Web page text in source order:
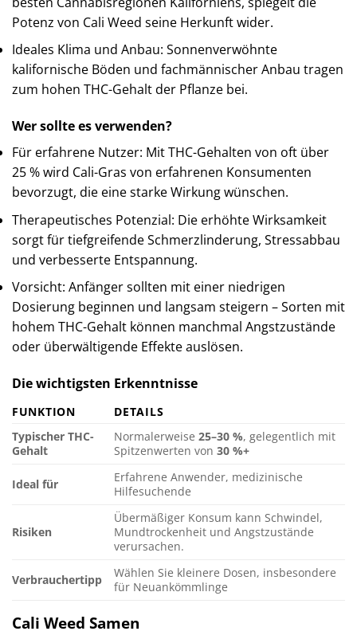
Potenz von Cali Weed seine Herkunft wider.
Ideales Klima und Anbau: Sonnenverwöhnte
kalifornische Böden und fachmännischer Anbau tragen
zum hohen THC-Gehalt der Pflanze bei.
Wer sollte es verwenden?
Für erfahrene Nutzer: Mit THC-Gehalten von oft über
25 % wird Cali-Gras von erfahrenen Konsumenten
bevorzugt, die eine starke Wirkung wünschen.
Therapeutisches Potenzial: Die erhöhte Wirksamkeit
sorgt für tiefgreifende Schmerzlinderung, Stressabbau
und verbesserte Entspannung.
Vorsicht: Anfänger sollten mit einer niedrigen
Dosierung beginnen und langsam steigern – Sorten mit
hohem THC-Gehalt können manchmal Angstzustände
oder überwältigende Effekte auslösen.
Die wichtigsten Erkenntnisse
FUNKTION
DETAILS
Typischer THC-
Gehalt
Normalerweise25–30 %, gelegentlich mit
Spitzenwerten von30 %+
Ideal für
Erfahrene Anwender, medizinische
Hilfesuchende
Risiken
Übermäßiger Konsum kann Schwindel,
Mundtrockenheit und Angstzustände
verursachen.
Verbrauchertipp
Wählen Sie kleinere Dosen, insbesondere
für Neuankömmlinge
Cali Weed Samen